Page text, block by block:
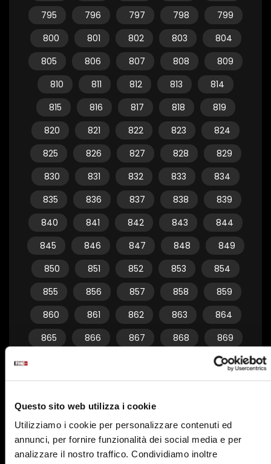
Questo sito web utilizza i cookie
Utilizziamo i cookie per personalizzare contenuti ed
annunci, per fornire funzionalità dei social media e per
analizzare il nostro traffico. Condividiamo inoltre
795
796 797 798
799
800
801 802 803
804
805
806 807 808
809
810
811 812 813
814
815
816 817 818
819
820
821 822 823
824
825
826 827 828
829
830
831 832 833
834
835
836 837 838
839
840
841 842 843
844
845
846 847 848
849
850
851 852 853
854
855
856 857 858
859
860
861 862 863
864
865
866 867 868
869
874
875
876 877 878
879
880
881 882
885
886 887 888
889
890
891 892 893 894